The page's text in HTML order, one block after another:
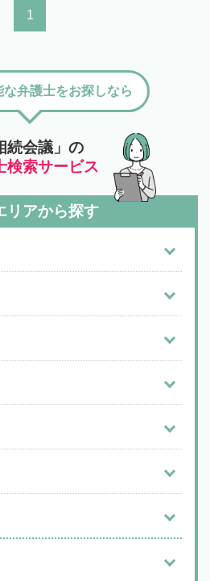
1
続会議」の
検索サービス
弁護士をお探しなら
リアから探す